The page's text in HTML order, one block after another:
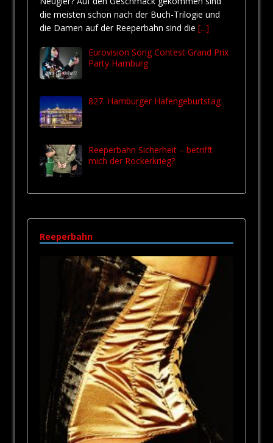
die meisten schon nach der Buch-Trilogie und
die Damen auf der Reeperbahn sind die [...]
Eurovision Song Contest Grand Prix
Party Hamburg
827. Hamburger Hafengeburtstag
Reeperbahn Sicherheit – betrifft
mich der Rockerkrieg?
Reeperbahn